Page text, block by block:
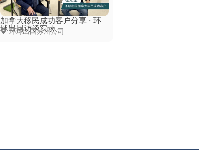
加拿大移民成功客户分享 · 环
球出国访谈实录
环球出国苏州公司